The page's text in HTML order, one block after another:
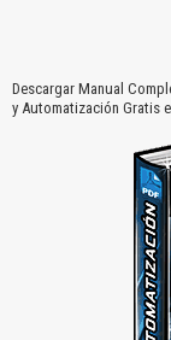
Descargar Manual
y Automatización Gratis